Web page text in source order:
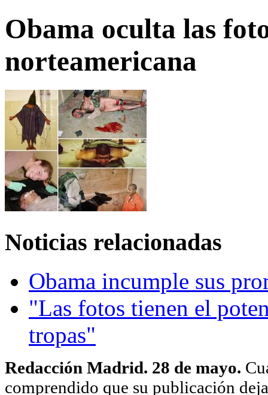
Obama oculta las
norteamericana
Noticias relacionadas
Obama incumple sus
"Las fotos tienen el
tropas"
Redacción Madrid. 28 de mayo.
comprendido que su publicación